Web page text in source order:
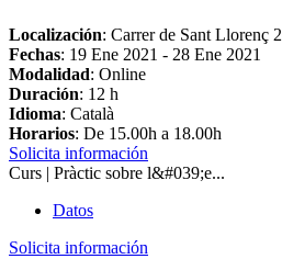
Localización: Carrer de Sant Llorenç
Fechas: 19 Ene 2021 - 28 Ene 2021
Modalidad: Online
Duración: 12 h
Idioma: Català
Horarios: De 15.00h a 18.00h
Solicita información
Curs | Pràctic sobre l&#039;e...
Datos
Solicita información